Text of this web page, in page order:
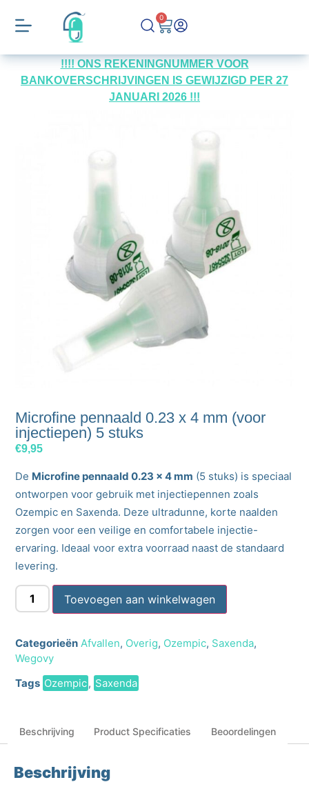
0
!!!! ONS REKENINGNUMMER VOOR
BANKOVERSCHRIJVINGEN IS GEWIJZIGD PER 27
JANUARI 2026 !!!
Microfine pennaald 0.23 x 4 mm (voor
injectiepen) 5 stuks
€9,95
De Microfine pennaald 0.23 x 4 mm (5 stuks) is speciaal
ontworpen voor gebruik met injectiepennen zoals
Ozempic en Saxenda. Deze ultradunne, korte naalden
zorgen voor een veilige en comfortabele injectie-
ervaring. Ideaal voor extra voorraad naast de standaard
levering.
Toevoegen aan winkelwagen
Categorieën Afvallen, Overig, Ozempic, Saxenda,
Wegovy
Tags Ozempic, Saxenda
Beschrijving Product Specificaties Beoordelingen
Beschrijving